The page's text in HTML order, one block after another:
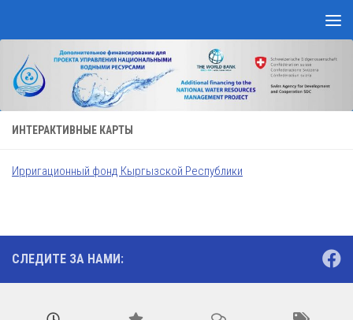
ИНТЕРАКТИВНЫЕ КАРТЫ
Ирригационный фонд Кыргызской Республики
СЛЕДИТЕ ЗА НАМИ: